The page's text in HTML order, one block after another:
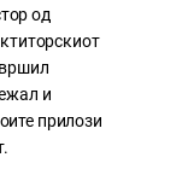
од
и
прилози